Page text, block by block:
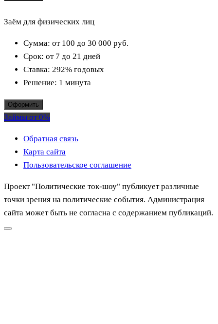
Заём для физических лиц
Сумма: от 100 до 30 000 руб.
Срок: от 7 до 21 дней
Ставка: 292% годовых
Решение: 1 минута
Оформить
Займы от 0%
Обратная связь
Карта сайта
Пользовательское соглашение
Проект "Политические ток-шоу" публикует различные
точки зрения на политические события. Администрация
сайта может быть не согласна с содержанием публикаций.